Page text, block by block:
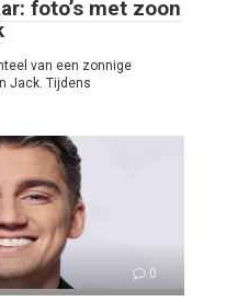
foto’s met zoon
van een zonnige
Jack. Tijdens
0